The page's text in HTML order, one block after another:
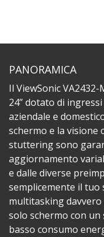
PANORAMICA
Il ViewSonic
24” dotato di
aziendale e
schermo e la visione
stuttering sono
aggiornamento
e dalle diverse
semplicemente il tuo
multitasking
solo schermo con un
basso consumo